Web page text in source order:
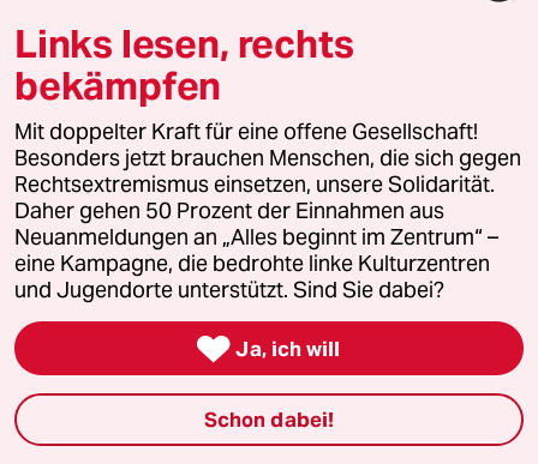
Christopher Street Day
Ceuta
Verlag
Aktuelles
Hausblog
Die Seitenwende
Stellen
Links lesen, rechts
bekämpfen
Mit doppelter Kraft für eine offene Gesellschaft!
Besonders jetzt brauchen Menschen, die sich gegen
Rechtsextremismus einsetzen, unsere Solidarität.
Daher gehen 50 Prozent der Einnahmen aus
Neuanmeldungen an „Alles beginnt im Zentrum“ –
eine Kampagne, die bedrohte linke Kulturzentren
und Jugendorte unterstützt. Sind Sie dabei?
 Ja, ich will
Schon dabei!